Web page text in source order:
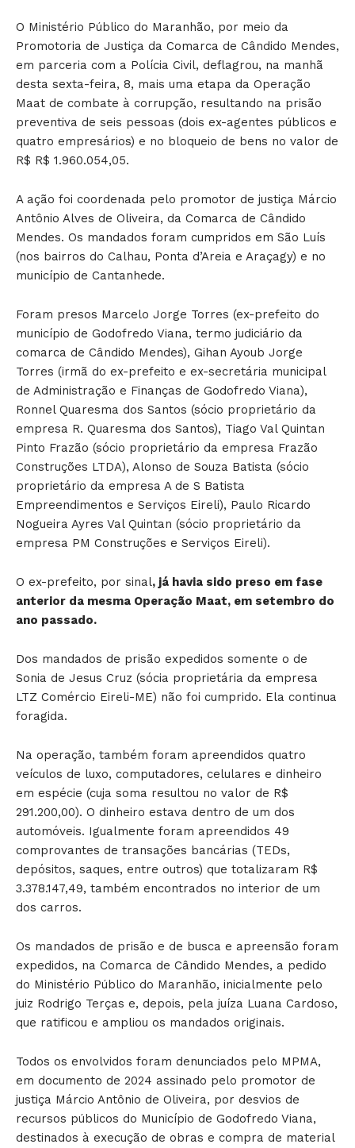
O Ministério Público do Maranhão, por meio da
Promotoria de Justiça da Comarca de Cândido Mendes,
em parceria com a Polícia Civil, deflagrou, na manhã
desta sexta-feira, 8, mais uma etapa da Operação
Maat de combate à corrupção, resultando na prisão
preventiva de seis pessoas (dois ex-agentes públicos e
quatro empresários) e no bloqueio de bens no valor de
R$ R$ 1.960.054,05.
A ação foi coordenada pelo promotor de justiça Márcio
Antônio Alves de Oliveira, da Comarca de Cândido
Mendes. Os mandados foram cumpridos em São Luís
(nos bairros do Calhau, Ponta d’Areia e Araçagy) e no
município de Cantanhede.
Foram presos Marcelo Jorge Torres (ex-prefeito do
município de Godofredo Viana, termo judiciário da
comarca de Cândido Mendes), Gihan Ayoub Jorge
Torres (irmã do ex-prefeito e ex-secretária municipal
de Administração e Finanças de Godofredo Viana),
Ronnel Quaresma dos Santos (sócio proprietário da
empresa R. Quaresma dos Santos), Tiago Val Quintan
Pinto Frazão (sócio proprietário da empresa Frazão
Construções LTDA), Alonso de Souza Batista (sócio
proprietário da empresa A de S Batista
Empreendimentos e Serviços Eireli), Paulo Ricardo
Nogueira Ayres Val Quintan (sócio proprietário da
empresa PM Construções e Serviços Eireli).
O ex-prefeito, por sinal, já havia sido preso em fase
anterior da mesma Operação Maat, em setembro do
ano passado.
Dos mandados de prisão expedidos somente o de
Sonia de Jesus Cruz (sócia proprietária da empresa
LTZ Comércio Eireli-ME) não foi cumprido. Ela continua
foragida.
Na operação, também foram apreendidos quatro
veículos de luxo, computadores, celulares e dinheiro
em espécie (cuja soma resultou no valor de R$
291.200,00). O dinheiro estava dentro de um dos
automóveis. Igualmente foram apreendidos 49
comprovantes de transações bancárias (TEDs,
depósitos, saques, entre outros) que totalizaram R$
3.378.147,49, também encontrados no interior de um
dos carros.
Os mandados de prisão e de busca e apreensão foram
expedidos, na Comarca de Cândido Mendes, a pedido
do Ministério Público do Maranhão, inicialmente pelo
juiz Rodrigo Terças e, depois, pela juíza Luana Cardoso,
que ratificou e ampliou os mandados originais.
Todos os envolvidos foram denunciados pelo MPMA,
em documento de 2024 assinado pelo promotor de
justiça Márcio Antônio de Oliveira, por desvios de
recursos públicos do Município de Godofredo Viana,
destinados à execução de obras e compra de material